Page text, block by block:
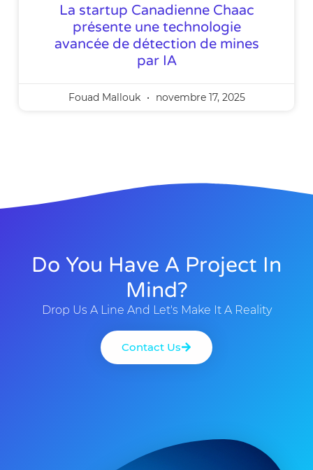
La startup Canadienne Chaac
présente une technologie
avancée de détection de mines
par IA
Fouad Mallouk novembre 17, 2025
Do You Have A Project In
Mind?
Drop Us A Line And Let's Make It A Reality
Contact Us